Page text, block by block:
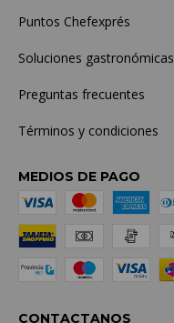
Puntos Chefexprés
Soluciones gastronómicas
Preguntas frecuentes
Términos y condiciones
MEDIOS DE PAGO
CONTACTANOS